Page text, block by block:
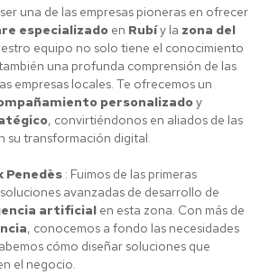
una de las empresas pioneras en ofrecer
especializado en Rubíy la zona del
equipo no solo tiene el conocimiento
una profunda comprensión de las
empresas locales. Te ofrecemos un
personalizadoy
, convirtiéndonos en aliados de las
su transformación digital.
Penedès : Fuimos de las primeras
avanzadas de desarrollo de
artificial en esta zona. Con más de
, conocemos a fondo las necesidades
cómo diseñar soluciones que
el negocio.